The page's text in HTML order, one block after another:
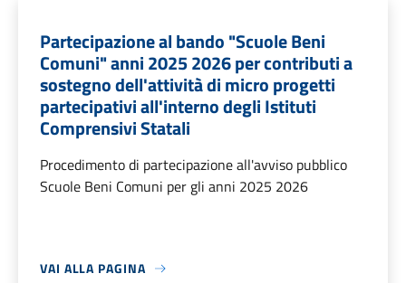
Partecipazione al bando "Scuole Beni
Comuni" anni 2025 2026 per contributi a
sostegno dell'attività di micro progetti
partecipativi all'interno degli Istituti
Comprensivi Statali
Procedimento di partecipazione all'avviso pubblico
Scuole Beni Comuni per gli anni 2025 2026
VAI ALLA PAGINA